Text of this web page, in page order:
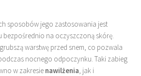
sposobów jego zastosowania jest
bezpośrednio na oczyszczoną skórę.
warstwę przed snem, co pozwala
nocnego odpoczynku. Taki zabieg
w zakresie nawilżenia, jak i